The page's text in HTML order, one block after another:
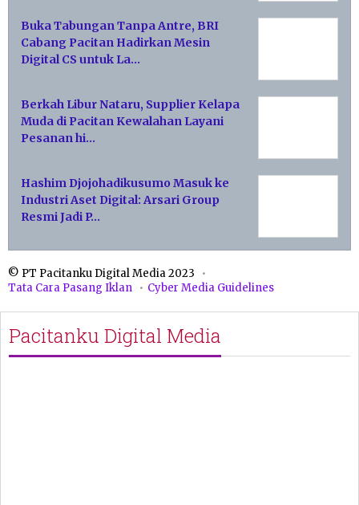
Buka Tabungan Tanpa Antre, BRI
Cabang Pacitan Hadirkan Mesin
Digital CS untuk La…
Berkah Libur Nataru, Supplier Kelapa
Muda di Pacitan Kewalahan Layani
Pesanan hi…
Hashim Djojohadikusumo Masuk ke
Industri Aset Digital: Arsari Group
Resmi Jadi P…
© PT Pacitanku Digital Media 2023
Tata Cara Pasang Iklan
Cyber Media Guidelines
Pacitanku Digital Media